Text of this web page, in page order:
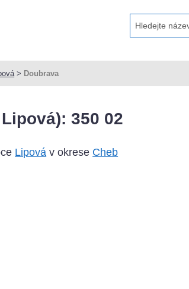
> Doubrava
350 02
Lipová v okrese Cheb